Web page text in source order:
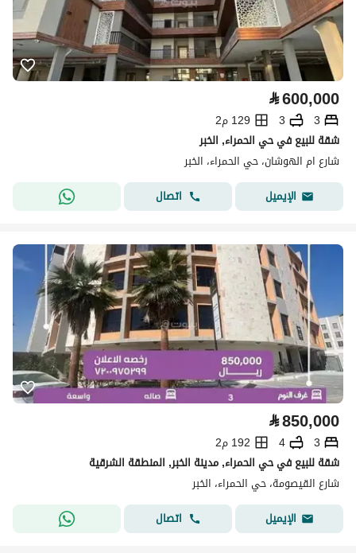
⃁600,000
3
3
129 م2
شقة للبيع في حي الحمراء, الخبر
شارع ام الهوشان، حي الحمراء، الخبر
الإيميل
اتصال
⃁850,000
3
4
192 م2
شقة للبيع في حي الحمراء, مدينة الخبر, المنطقة الشرقية
شارع القيصومة، حي الحمراء، الخبر
الإيميل
اتصال